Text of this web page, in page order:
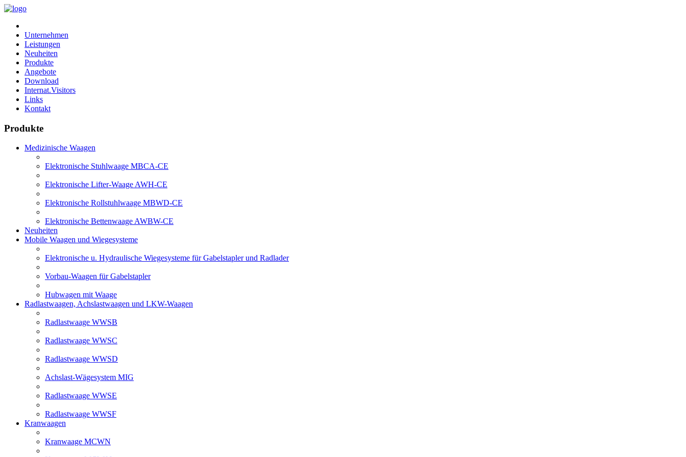
Unternehmen
Leistungen
Neuheiten
Produkte
Angebote
Download
Internat.Visitors
Links
Kontakt
Produkte
Medizinische Waagen
Elektronische Stuhlwaage MBCA-CE
Elektronische Lifter-Waage AWH-CE
Elektronische Rollstuhlwaage MBWD-CE
Elektronische Bettenwaage AWBW-CE
Neuheiten
Mobile Waagen und Wiegesysteme
Elektronische u. Hydraulische Wiegesysteme für Gabelstapler und Radlader
Vorbau-Waagen für Gabelstapler
Hubwagen mit Waage
Radlastwaagen, Achslastwaagen und LKW-Waagen
Radlastwaage WWSB
Radlastwaage WWSC
Radlastwaage WWSD
Achslast-Wägesystem MIG
Radlastwaage WWSE
Radlastwaage WWSF
Kranwaagen
Kranwaage MCWN